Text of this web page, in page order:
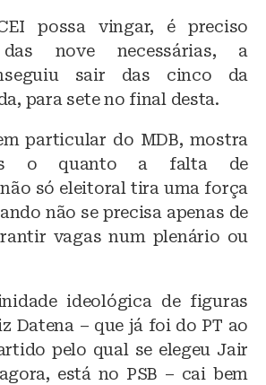
at
s
A
p
possa vingar, é preciso
das nove necessárias, a
sair das cinco da
para sete no final desta.
particular do MDB, mostra
o quanto a falta de
só eleitoral tira uma força
não se precisa apenas de
vagas num plenário ou
ideológica de figuras
Datena – que já foi do PT ao
pelo qual se elegeu Jair
está no PSB – cai bem